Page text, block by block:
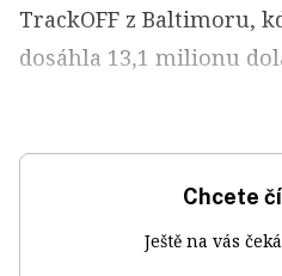
TrackOFF z Baltimoru,
dosáhla 13,1 milionu
Chcete
Ještě na vás